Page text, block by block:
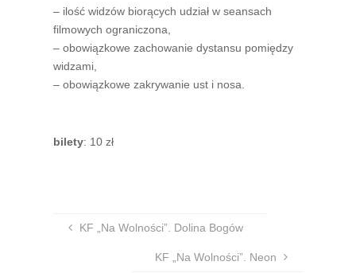
– ilość widzów biorących udział w seansach
filmowych ograniczona,
– obowiązkowe zachowanie dystansu pomiędzy
widzami,
– obowiązkowe zakrywanie ust i nosa.
bilety: 10 zł
KF „Na Wolności”. Dolina Bogów
KF „Na Wolności”. Neon